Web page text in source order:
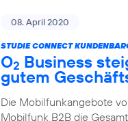
08. April 2020
STUDIE CONNECT
O2 Business
gutem
Die Mobilfunkangebote
Mobilfunk B2B die